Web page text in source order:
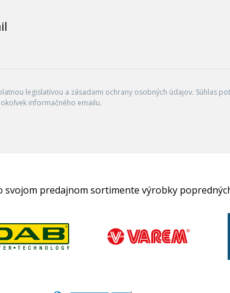
legislatívou a zásadami ochrany osobných údajov. Súhlas
informačného emailu.
svojom predajnom sortimente výrobky